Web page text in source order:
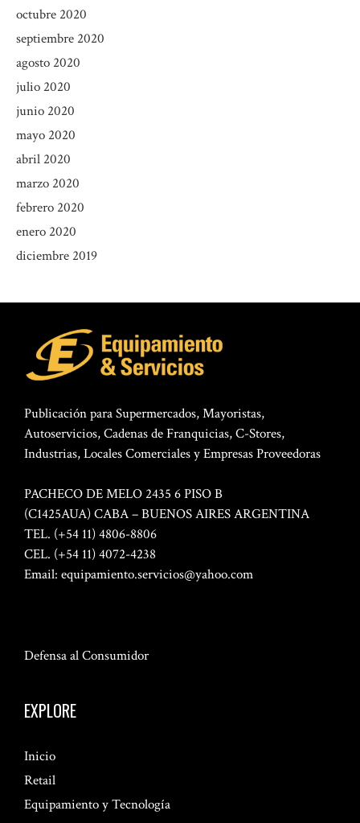
octubre 2020
septiembre 2020
agosto 2020
julio 2020
junio 2020
mayo 2020
abril 2020
marzo 2020
febrero 2020
enero 2020
diciembre 2019
Publicación para Supermercados, Mayoristas,
Autoservicios, Cadenas de Franquicias, C-Stores,
Industrias, Locales Comerciales y Empresas Proveedoras
PACHECO DE MELO 2435 6 PISO B
(C1425AUA) CABA – BUENOS AIRES ARGENTINA
TEL. (+54 11) 4806-8806
CEL. (+54 11) 4072-4238
Email: equipamiento.servicios@yahoo.com
Defensa al Consumidor
EXPLORE
Inicio
Retail
Equipamiento y Tecnología